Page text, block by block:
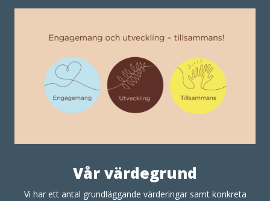
Vår värdegrund
Vi har ett antal grundläggande värderingar samt konkreta